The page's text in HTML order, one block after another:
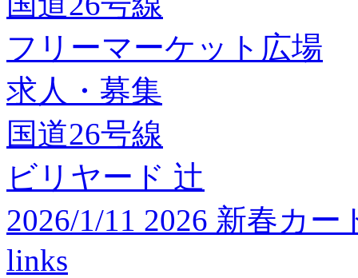
フリーマーケット広場
求人・募集
国道26号線
ビリヤード 辻
2026/1/11 2026 新春カ
links